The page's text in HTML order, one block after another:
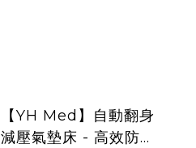
【YH Med】自動翻身
減壓氣墊床 - 高效防褥